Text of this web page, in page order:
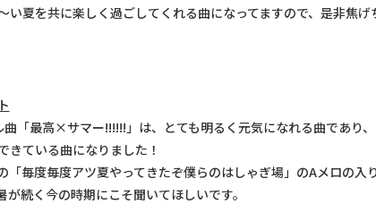
い夏を共に楽しく過ごしてくれる曲になってますので、是非焦げ
「最高×サマー!!!!!!」は、とても明るく元気になれる曲であり
きている曲になりました！
「毎度毎度アツ夏やってきたぞ僕らのはしゃぎ場」のAメロの入
続く今の時期にこそ聞いてほしいです。